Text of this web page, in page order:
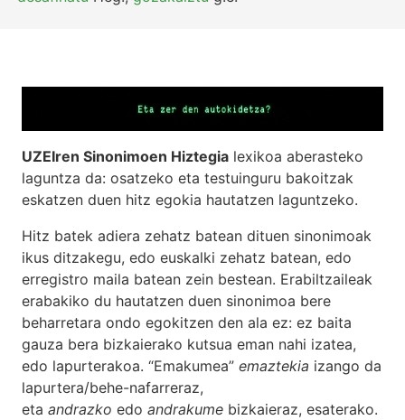
UZEIren Sinonimoen Hiztegia lexikoa aberasteko
laguntza da: osatzeko eta testuinguru bakoitzak
eskatzen duen hitz egokia hautatzen laguntzeko.
Hitz batek adiera zehatz batean dituen sinonimoak
ikus ditzakegu, edo euskalki zehatz batean, edo
erregistro maila batean zein bestean. Erabiltzaileak
erabakiko du hautatzen duen sinonimoa bere
beharretara ondo egokitzen den ala ez: ez baita
gauza bera bizkaierako kutsua eman nahi izatea,
edo lapurterakoa. “Emakumea” emaztekia izango da
lapurtera/behe-nafarreraz,
eta andrazko edo andrakume bizkaieraz, esaterako.